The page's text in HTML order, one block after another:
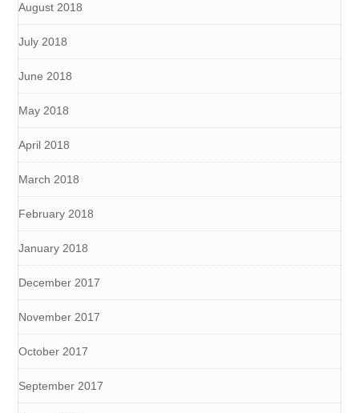
August 2018
July 2018
June 2018
May 2018
April 2018
March 2018
February 2018
January 2018
December 2017
November 2017
October 2017
September 2017